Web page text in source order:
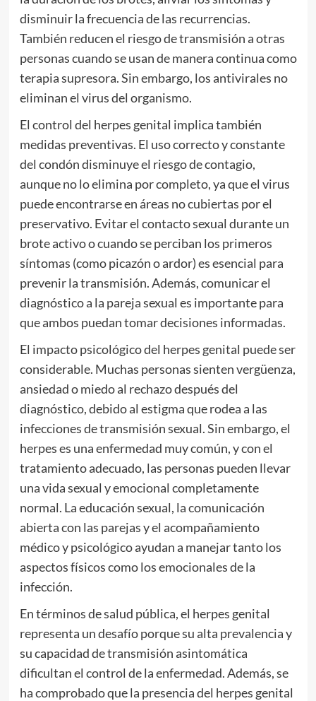
disminuir la frecuencia de las recurrencias.
También reducen el riesgo de transmisión a otras
personas cuando se usan de manera continua como
terapia supresora. Sin embargo, los antivirales no
eliminan el virus del organismo.
El control del herpes genital implica también
medidas preventivas. El uso correcto y constante
del condón disminuye el riesgo de contagio,
aunque no lo elimina por completo, ya que el virus
puede encontrarse en áreas no cubiertas por el
preservativo. Evitar el contacto sexual durante un
brote activo o cuando se perciban los primeros
síntomas (como picazón o ardor) es esencial para
prevenir la transmisión. Además, comunicar el
diagnóstico a la pareja sexual es importante para
que ambos puedan tomar decisiones informadas.
El impacto psicológico del herpes genital puede ser
considerable. Muchas personas sienten vergüenza,
ansiedad o miedo al rechazo después del
diagnóstico, debido al estigma que rodea a las
infecciones de transmisión sexual. Sin embargo, el
herpes es una enfermedad muy común, y con el
tratamiento adecuado, las personas pueden llevar
una vida sexual y emocional completamente
normal. La educación sexual, la comunicación
abierta con las parejas y el acompañamiento
médico y psicológico ayudan a manejar tanto los
aspectos físicos como los emocionales de la
infección.
En términos de salud pública, el herpes genital
representa un desafío porque su alta prevalencia y
su capacidad de transmisión asintomática
dificultan el control de la enfermedad. Además, se
ha comprobado que la presencia del herpes genital